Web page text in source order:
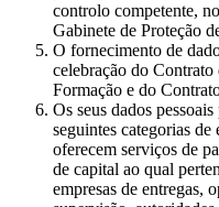
controlo competente,
Gabinete de Proteção
O fornecimento de
celebração do
Formação e do
Os seus dados
seguintes categorias de
oferecem serviços de
de capital ao qual
empresas de entregas,